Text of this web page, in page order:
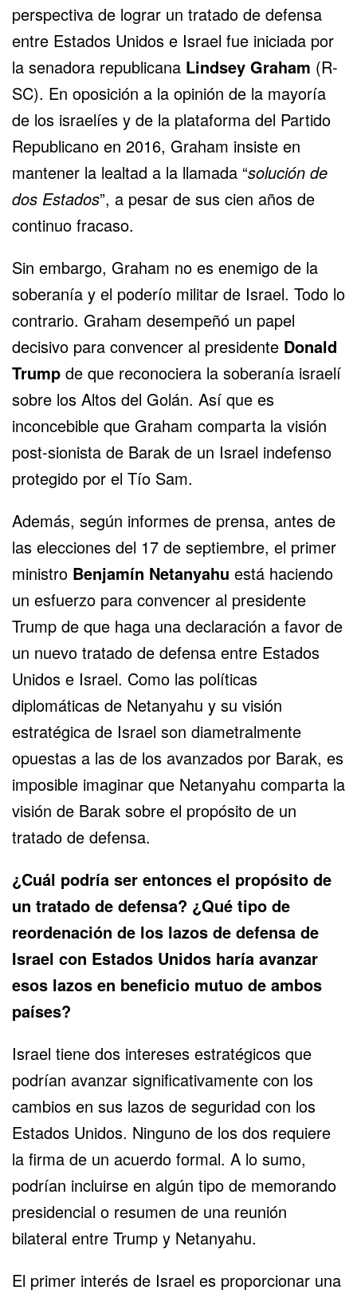
perspectiva de lograr un tratado de defensa
entre Estados Unidos e Israel fue iniciada por
la senadora republicana Lindsey Graham (R-
SC). En oposición a la opinión de la mayoría
de los israelíes y de la plataforma del Partido
Republicano en 2016, Graham insiste en
mantener la lealtad a la llamada “solución de
dos Estados”, a pesar de sus cien años de
continuo fracaso.
Sin embargo, Graham no es enemigo de la
soberanía y el poderío militar de Israel. Todo lo
contrario. Graham desempeñó un papel
decisivo para convencer al presidente Donald
Trump de que reconociera la soberanía israelí
sobre los Altos del Golán. Así que es
inconcebible que Graham comparta la visión
post-sionista de Barak de un Israel indefenso
protegido por el Tío Sam.
Además, según informes de prensa, antes de
las elecciones del 17 de septiembre, el primer
ministro Benjamín Netanyahu está haciendo
un esfuerzo para convencer al presidente
Trump de que haga una declaración a favor de
un nuevo tratado de defensa entre Estados
Unidos e Israel. Como las políticas
diplomáticas de Netanyahu y su visión
estratégica de Israel son diametralmente
opuestas a las de los avanzados por Barak, es
imposible imaginar que Netanyahu comparta la
visión de Barak sobre el propósito de un
tratado de defensa.
¿Cuál podría ser entonces el propósito de
un tratado de defensa? ¿Qué tipo de
reordenación de los lazos de defensa de
Israel con Estados Unidos haría avanzar
esos lazos en beneficio mutuo de ambos
países?
Israel tiene dos intereses estratégicos que
podrían avanzar significativamente con los
cambios en sus lazos de seguridad con los
Estados Unidos. Ninguno de los dos requiere
la firma de un acuerdo formal. A lo sumo,
podrían incluirse en algún tipo de memorando
presidencial o resumen de una reunión
bilateral entre Trump y Netanyahu.
El primer interés de Israel es proporcionar una